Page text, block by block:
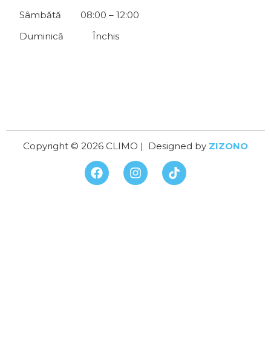
Sâmbătă 08:00 – 12:00
Duminică Închis
Copyright © 2026 CLIMO | Designed by ZIZONO